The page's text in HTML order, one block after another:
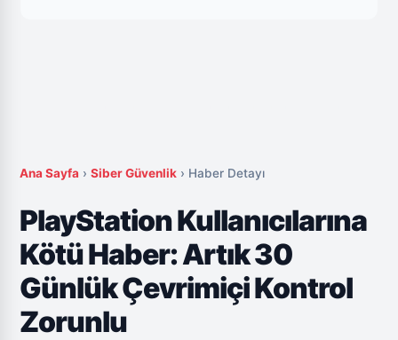
Ana Sayfa ›Siber Güvenlik › Haber Detayı
PlayStation Kullanıcılarına
Kötü Haber: Artık 30
Günlük Çevrimiçi Kontrol
Zorunlu